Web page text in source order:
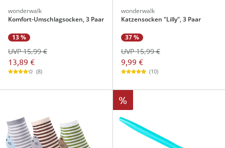
wonderwalk
Komfort-Umschlagsocken, 3 Paar
13 %
13,89 €
UVP 15,99 €
(8)
wonderwalk
Katzensocken "Lilly", 3 Paar
37 %
9,99 €
UVP 15,99 €
(10)
%